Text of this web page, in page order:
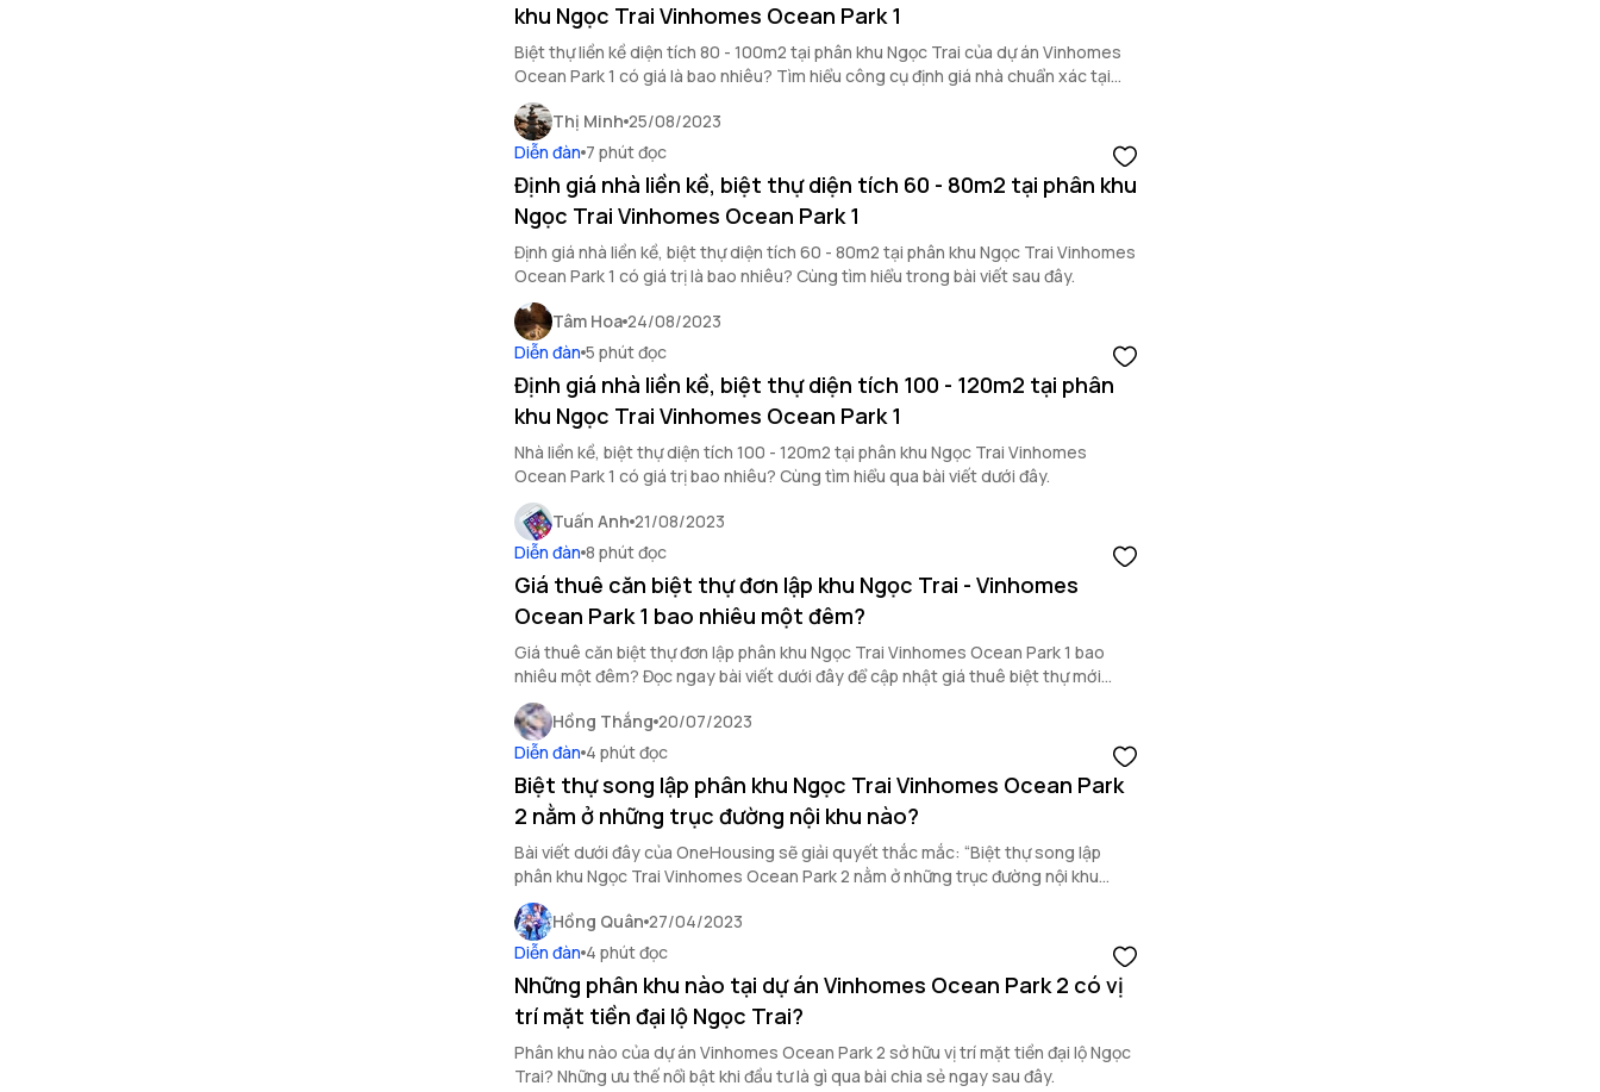
khu Ngọc Trai Vinhomes Ocean Park 1
Biệt thự liền kề diện tích 80 - 100m2 tại phân khu Ngọc Trai của dự án Vinhomes
Ocean Park 1 có giá là bao nhiêu? Tìm hiểu công cụ định giá nhà chuẩn xác tại
OneHousing? Cùng theo dõi bài biết này nhé.
Thị Minh 25/08/2023
Diễn đàn 7 phút đọc
Định giá nhà liền kề, biệt thự diện tích 60 - 80m2 tại phân khu
Ngọc Trai Vinhomes Ocean Park 1
Định giá nhà liền kề, biệt thự diện tích 60 - 80m2 tại phân khu Ngọc Trai Vinhomes
Ocean Park 1 có giá trị là bao nhiêu? Cùng tìm hiểu trong bài viết sau đây.
Tâm Hoa 24/08/2023
Diễn đàn 5 phút đọc
Định giá nhà liền kề, biệt thự diện tích 100 - 120m2 tại phân
khu Ngọc Trai Vinhomes Ocean Park 1
Nhà liền kề, biệt thự diện tích 100 - 120m2 tại phân khu Ngọc Trai Vinhomes
Ocean Park 1 có giá trị bao nhiêu? Cùng tìm hiểu qua bài viết dưới đây.
Tuấn Anh 21/08/2023
Diễn đàn 8 phút đọc
Giá thuê căn biệt thự đơn lập khu Ngọc Trai - Vinhomes
Ocean Park 1 bao nhiêu một đêm?
Giá thuê căn biệt thự đơn lập phân khu Ngọc Trai Vinhomes Ocean Park 1 bao
nhiêu một đêm? Đọc ngay bài viết dưới đây để cập nhật giá thuê biệt thự mới
nhất cùng các dịch vụ tiện ích hấp dẫn tại đây.
Hồng Thắng 20/07/2023
Diễn đàn 4 phút đọc
Biệt thự song lập phân khu Ngọc Trai Vinhomes Ocean Park
2 nằm ở những trục đường nội khu nào?
Bài viết dưới đây của OneHousing sẽ giải quyết thắc mắc: “Biệt thự song lập
phân khu Ngọc Trai Vinhomes Ocean Park 2 nằm ở những trục đường nội khu
nào?”.
Hồng Quân 27/04/2023
Diễn đàn 4 phút đọc
Những phân khu nào tại dự án Vinhomes Ocean Park 2 có vị
trí mặt tiền đại lộ Ngọc Trai?
Phân khu nào của dự án Vinhomes Ocean Park 2 sở hữu vị trí mặt tiền đại lộ Ngọc
Trai? Những ưu thế nổi bật khi đầu tư là gì qua bài chia sẻ ngay sau đây.